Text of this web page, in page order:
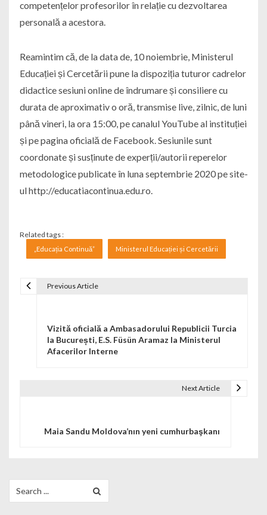
competențelor profesorilor în relație cu dezvoltarea
personală a acestora.
Reamintim că, de la data de, 10 noiembrie, Ministerul
Educației și Cercetării pune la dispoziția tuturor cadrelor
didactice sesiuni online de îndrumare și consiliere cu
durata de aproximativ o oră, transmise live, zilnic, de luni
până vineri, la ora 15:00, pe canalul YouTube al instituției
și pe pagina oficială de Facebook. Sesiunile sunt
coordonate și susținute de experții/autorii reperelor
metodologice publicate în luna septembrie 2020 pe site-
ul http://educatiacontinua.edu.ro.
Related tags :
„Educația Continuă” Ministerul Educației și Cercetării
Previous Article
Vizită oficială a Ambasadorului Republicii Turcia
la București, E.S. Füsün Aramaz la Ministerul
Afacerilor Interne
Next Article
Maia Sandu Moldova’nın yeni cumhurbaşkanı